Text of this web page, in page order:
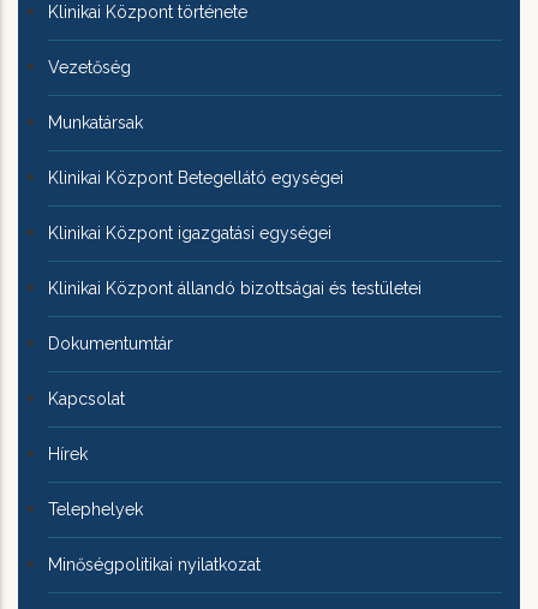
KLINIKAI
KÖZPONTRÓL
Klinikai Központ története
Vezetőség
Munkatársak
Klinikai Központ Betegellátó egységei
Klinikai Központ igazgatási egységei
Klinikai Központ állandó bizottságai és testületei
Dokumentumtár
Kapcsolat
Hírek
Telephelyek
Minőségpolitikai nyilatkozat